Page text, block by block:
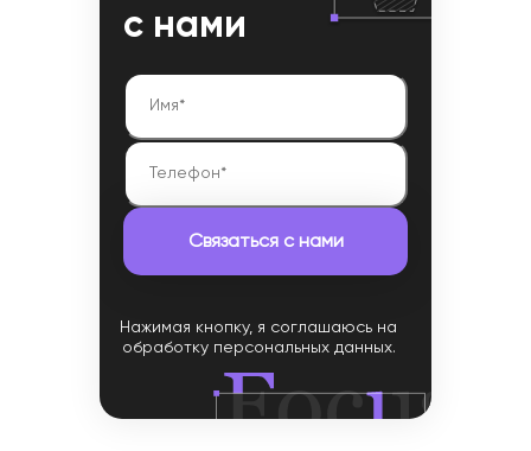
с нами
Нажимая кнопку, я соглашаюсь на
обработку персональных данных.